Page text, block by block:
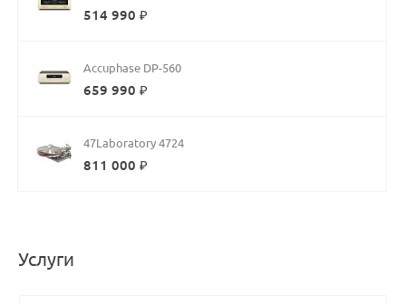
514 990 ₽
Accuphase DP-560
659 990 ₽
47Laboratory 4724
811 000 ₽
Услуги